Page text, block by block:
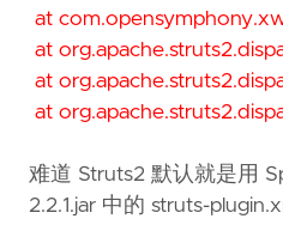
at
at
at
at
难道 Struts2 默认就是用
2.2.1.jar 中的 struts-